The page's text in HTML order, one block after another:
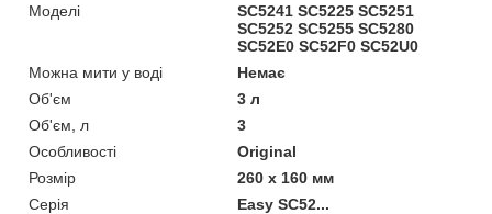
Моделі
SC5241 SC5225 SC5251
SC5252 SC5255 SC5280
SC52E0 SC52F0 SC52U0
Можна мити у воді
Немає
Об'єм
3 л
Об'єм, л
3
Особливості
Original
Розмір
260 x 160 мм
Серія
Easy SC52...